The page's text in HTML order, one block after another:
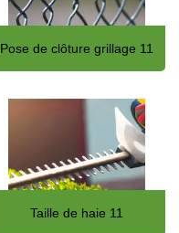
Pose de clôture grillage 11
Taille de haie 11